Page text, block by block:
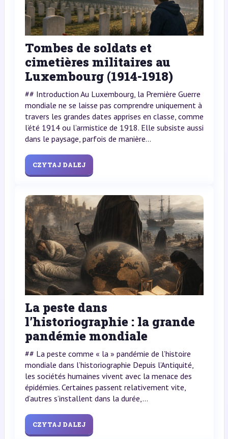
Tombes de soldats et
cimetières militaires au
Luxembourg (1914-1918)
## Introduction Au Luxembourg, la Première Guerre
mondiale ne se laisse pas comprendre uniquement à
travers les grandes dates apprises en classe, comme
l’été 1914 ou l’armistice de 1918. Elle subsiste aussi
dans le paysage, parfois de manière...
CZYTAJ DALEJ
La peste dans
l’historiographie : la grande
pandémie mondiale
## La peste comme « la » pandémie de l’histoire
mondiale dans l’historiographie Depuis l’Antiquité,
les sociétés humaines vivent avec la menace des
épidémies. Certaines passent relativement vite,
d’autres s’installent dans la durée,...
CZYTAJ DALEJ